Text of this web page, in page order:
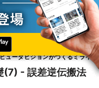
よる学習
ータビジョンがつくるミライ
(7) - 誤差逆伝搬法